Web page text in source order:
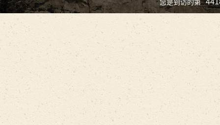
您是到访的第